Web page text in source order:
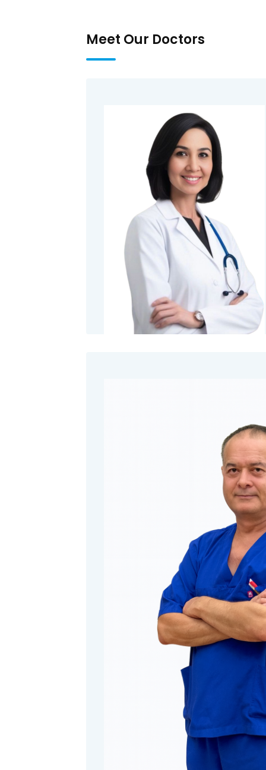
Meet Our Doctors